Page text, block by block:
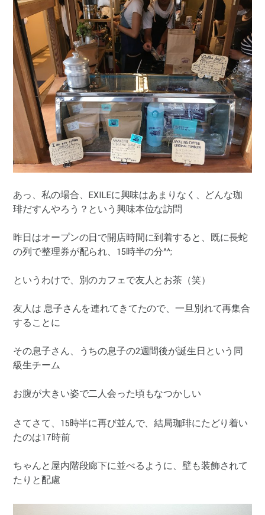
あっ、私の場合、EXILEに興味はあまりなく、どんな珈
琲だすんやろう？という興味本位な訪問
昨日はオープンの日で開店時間に到着すると、既に長蛇
の列で整理券が配られ、15時半の分^^;
というわけで、別のカフェで友人とお茶（笑）
友人は 息子さんを連れてきてたので、一旦別れて再集合
することに
その息子さん、うちの息子の2週間後が誕生日という同
級生チーム
お腹が大きい姿で二人会った頃もなつかしい
さてさて、15時半に再び並んで、結局珈琲にたどり着い
たのは17時前
ちゃんと屋内階段廊下に並べるように、壁も装飾されて
たりと配慮